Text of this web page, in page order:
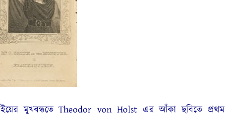
মুখবন্ধতে Theodor von Holst এর আঁকা ছবিতে প্রথম